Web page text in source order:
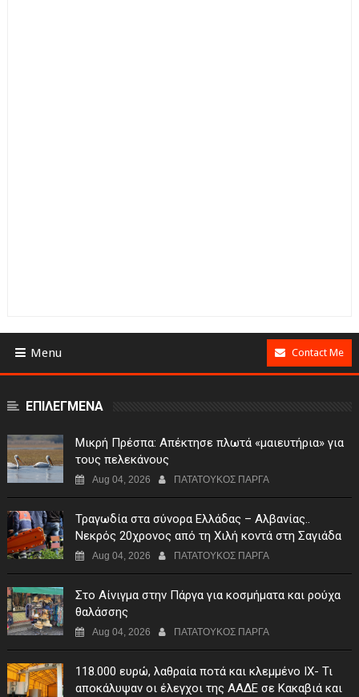
Menu Contact Me
ΕΠΙΛΕΓΜΕΝΑ
Μικρή Πρέσπα: Απέκτησε πλωτά «μαιευτήρια» για
τους πελεκάνους
Aug 04, 2026 ΠΑΤΑΤΟΥΚΟΣ ΠΑΡΓΑ
Τραγωδία στα σύνορα Ελλάδας – Αλβανίας..
Νεκρός 20χρονος από τη Χιλή κοντά στη Σαγιάδα
Aug 04, 2026 ΠΑΤΑΤΟΥΚΟΣ ΠΑΡΓΑ
Στο Αίνιγμα στην Πάργα για κοσμήματα και ρούχα
θαλάσσης
Aug 04, 2026 ΠΑΤΑΤΟΥΚΟΣ ΠΑΡΓΑ
118.000 ευρώ, λαθραία ποτά και κλεμμένο ΙΧ- Τι
αποκάλυψαν οι έλεγχοι της ΑΑΔΕ σε Κακαβιά και